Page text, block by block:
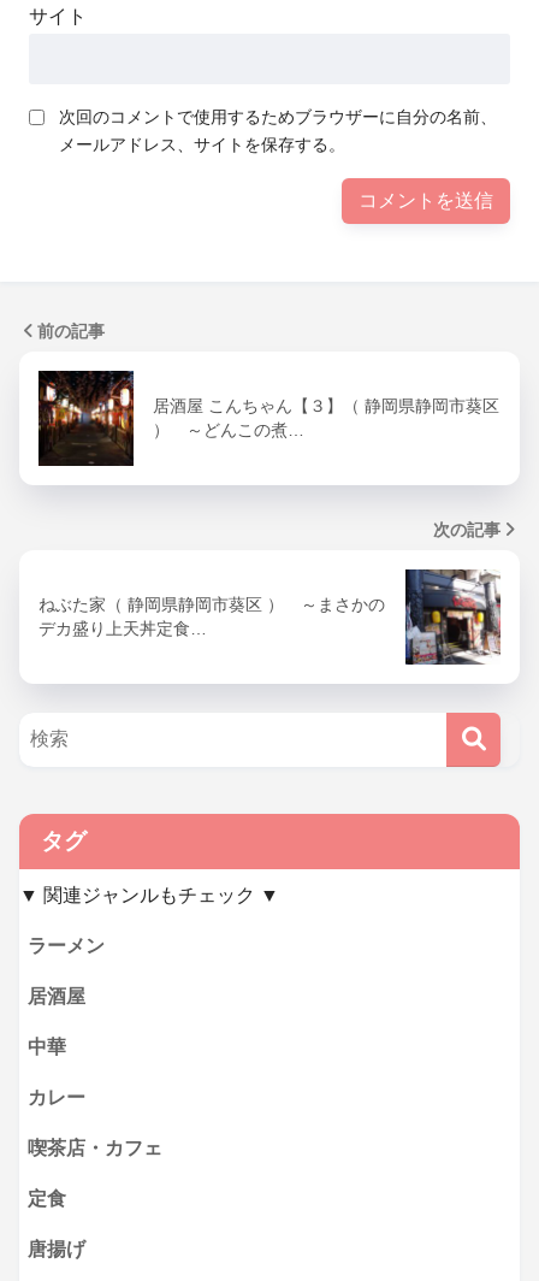
サイト
次回のコメントで使用するためブラウザーに自分の名前、
メールアドレス、サイトを保存する。
前の記事
居酒屋 こんちゃん【３】（ 静岡県静岡市葵区
） ～どんこの煮…
次の記事
ねぶた家（ 静岡県静岡市葵区 ） ～まさかの
デカ盛り上天丼定食…
タグ
▼ 関連ジャンルもチェック ▼
ラーメン
居酒屋
中華
カレー
喫茶店・カフェ
定食
唐揚げ